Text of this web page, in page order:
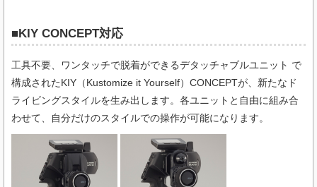
■KIY CONCEPT対応
工具不要、ワンタッチで脱着ができるデタッチャブルユニット で
構成されたKIY（Kustomize it Yourself）CONCEPTが、新たなド
ライビングスタイルを生み出します。各ユニットと自由に組み合
わせて、自分だけのスタイルでの操作が可能になります。